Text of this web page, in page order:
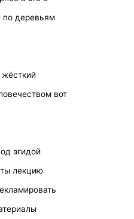
по деревьям
вот
эгидой
ты лекцию